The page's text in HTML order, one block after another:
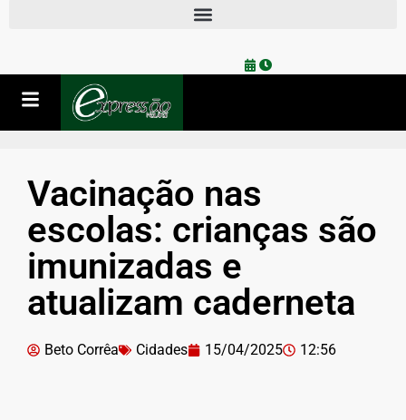
Vacinação nas
escolas: crianças são
imunizadas e
atualizam caderneta
Beto Corrêa Cidades 15/04/2025 12:56